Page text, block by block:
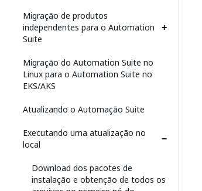
Migração de produtos
independentes para o Automation
Suite
Migração do Automation Suite no
Linux para o Automation Suite no
EKS/AKS
Atualizando o Automação Suite
Executando uma atualização no
local
Download dos pacotes de
instalação e obtenção de todos os